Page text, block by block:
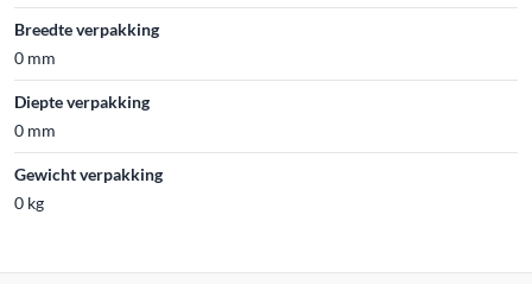
Breedte verpakking
0 mm
Diepte verpakking
0 mm
Gewicht verpakking
0 kg